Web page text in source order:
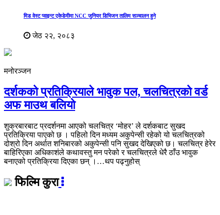
मिड वेस्ट प्वाइन्ट एकेडेमीमा NCC जुनियर डिभिजन तालिम सञ्चालन हुने
जेठ २२, २०८३
मनोरञ्जन
दर्शकको प्रतिक्रियाले भावुक पल, चलचित्रको वर्ड
अफ माउथ बलियो
शुक्रबारबाट प्रदर्शनमा आएको चलचित्र ‘मोहर’ ले दर्शकबाट सुखद
प्रतिक्रिया पाएको छ । पहिलो दिन मध्यम अकुपेन्सी रहेको यो चलचित्रको
दोश्रो दिन अर्थात शनिबारको अकुपेन्सी पनि सुखद देखिएको छ। चलचित्र हेरेर
बाहिरिएका अधिकाशंले कथावस्तु मन परेको र चलचित्रले धेरै ठाँउ भावुक
बनाएको प्रतिक्रिया दिएका छन् ।…थप पढ्नुहोस्
फिल्मि कुरा